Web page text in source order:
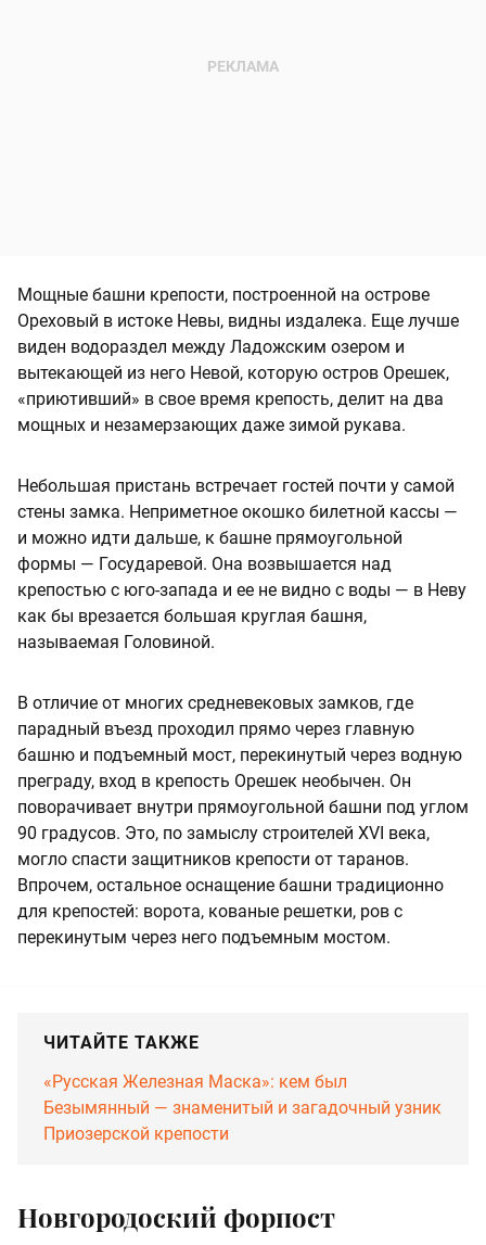
Мощные башни крепости, построенной на острове
Ореховый в истоке Невы, видны издалека. Еще лучше
виден водораздел между Ладожским озером и
вытекающей из него Невой, которую остров Орешек,
«приютивший» в свое время крепость, делит на два
мощных и незамерзающих даже зимой рукава.
Небольшая пристань встречает гостей почти у самой
стены замка. Неприметное окошко билетной кассы —
и можно идти дальше, к башне прямоугольной
формы — Государевой. Она возвышается над
крепостью с юго-запада и ее не видно с воды — в Неву
как бы врезается большая круглая башня,
называемая Головиной.
В отличие от многих средневековых замков, где
парадный въезд проходил прямо через главную
башню и подъемный мост, перекинутый через водную
преграду, вход в крепость Орешек необычен. Он
поворачивает внутри прямоугольной башни под углом
90 градусов. Это, по замыслу строителей XVI века,
могло спасти защитников крепости от таранов.
Впрочем, остальное оснащение башни традиционно
для крепостей: ворота, кованые решетки, ров с
перекинутым через него подъемным мостом.
ЧИТАЙТЕ ТАКЖЕ
«Русская Железная Маска»: кем был
Безымянный — знаменитый и загадочный узник
Приозерской крепости
Новгородоский форпост